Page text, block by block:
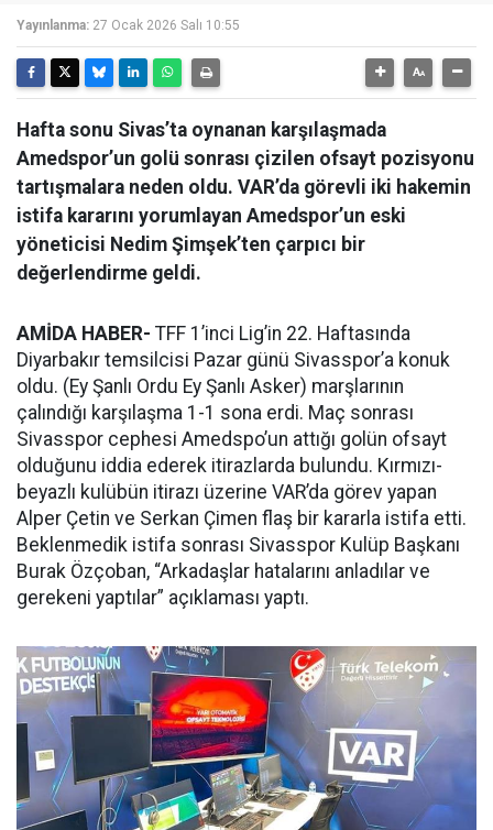
Yayınlanma: 27 Ocak 2026 Salı 10:55
Hafta sonu Sivas’ta oynanan karşılaşmada
Amedspor’un golü sonrası çizilen ofsayt pozisyonu
tartışmalara neden oldu. VAR’da görevli iki hakemin
istifa kararını yorumlayan Amedspor’un eski
yöneticisi Nedim Şimşek’ten çarpıcı bir
değerlendirme geldi.
AMİDA HABER- TFF 1’inci Lig’in 22. Haftasında
Diyarbakır temsilcisi Pazar günü Sivasspor’a konuk
oldu. (Ey Şanlı Ordu Ey Şanlı Asker) marşlarının
çalındığı karşılaşma 1-1 sona erdi. Maç sonrası
Sivasspor cephesi Amedspo’un attığı golün ofsayt
olduğunu iddia ederek itirazlarda bulundu. Kırmızı-
beyazlı kulübün itirazı üzerine VAR’da görev yapan
Alper Çetin ve Serkan Çimen flaş bir kararla istifa etti.
Beklenmedik istifa sonrası Sivasspor Kulüp Başkanı
Burak Özçoban, “Arkadaşlar hatalarını anladılar ve
gerekeni yaptılar” açıklaması yaptı.